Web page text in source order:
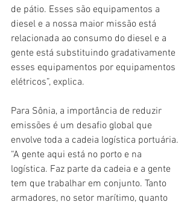
de pátio. Esses são equipamentos a
diesel e a nossa maior missão está
relacionada ao consumo do diesel e a
gente está substituindo gradativamente
esses equipamentos por equipamentos
elétricos”, explica.
Para Sônia, a importância de reduzir
emissões é um desafio global que
envolve toda a cadeia logística portuária.
“A gente aqui está no porto e na
logística. Faz parte da cadeia e a gente
tem que trabalhar em conjunto. Tanto
armadores, no setor marítimo, quanto